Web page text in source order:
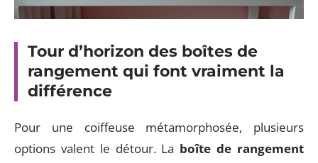
Tour d’horizon des boîtes de
rangement qui font vraiment la
différence
Pour une coiffeuse métamorphosée, plusieurs
options valent le détour. La boîte de rangement